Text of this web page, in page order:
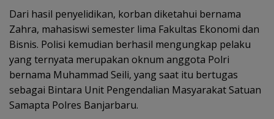
Dari hasil penyelidikan, korban diketahui bernama
Zahra, mahasiswi semester lima Fakultas Ekonomi dan
Bisnis. Polisi kemudian berhasil mengungkap pelaku
yang ternyata merupakan oknum anggota Polri
bernama Muhammad Seili, yang saat itu bertugas
sebagai Bintara Unit Pengendalian Masyarakat Satuan
Samapta Polres Banjarbaru.